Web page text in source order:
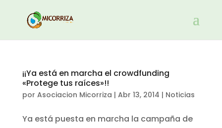
¡¡Ya está en marcha el crowdfunding
«Protege tus raíces»!!
por Asociacion Micorriza | Abr 13, 2014 | Noticias
Ya está puesta en marcha la campaña de